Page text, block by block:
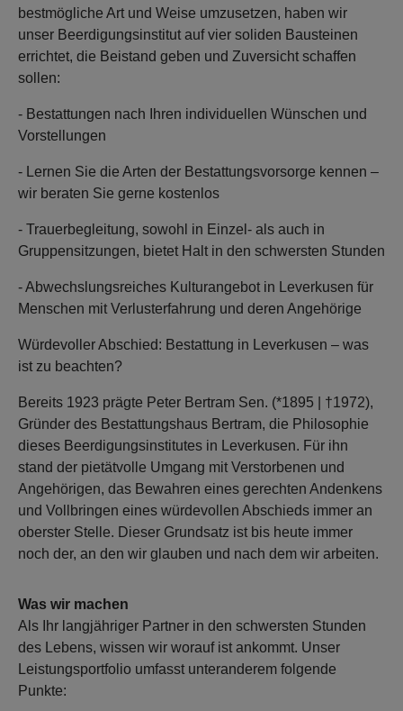
bestmögliche Art und Weise umzusetzen, haben wir
unser Beerdigungsinstitut auf vier soliden Bausteinen
errichtet, die Beistand geben und Zuversicht schaffen
sollen:
- Bestattungen nach Ihren individuellen Wünschen und
Vorstellungen
- Lernen Sie die Arten der Bestattungsvorsorge kennen –
wir beraten Sie gerne kostenlos
- Trauerbegleitung, sowohl in Einzel- als auch in
Gruppensitzungen, bietet Halt in den schwersten Stunden
- Abwechslungsreiches Kulturangebot in Leverkusen für
Menschen mit Verlusterfahrung und deren Angehörige
Würdevoller Abschied: Bestattung in Leverkusen – was
ist zu beachten?
Bereits 1923 prägte Peter Bertram Sen. (*1895 | †1972),
Gründer des Bestattungshaus Bertram, die Philosophie
dieses Beerdigungsinstitutes in Leverkusen. Für ihn
stand der pietätvolle Umgang mit Verstorbenen und
Angehörigen, das Bewahren eines gerechten Andenkens
und Vollbringen eines würdevollen Abschieds immer an
oberster Stelle. Dieser Grundsatz ist bis heute immer
noch der, an den wir glauben und nach dem wir arbeiten.
Was wir machen
Als Ihr langjähriger Partner in den schwersten Stunden
des Lebens, wissen wir worauf ist ankommt. Unser
Leistungsportfolio umfasst unteranderem folgende
Punkte: